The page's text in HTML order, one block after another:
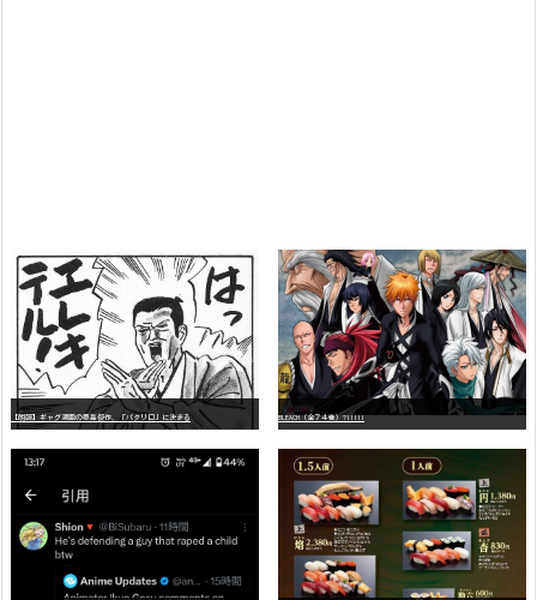
【朗報】ギャグ漫画の最高傑作、「パタリロ」に決まる BLEACH（全７４巻）?!!!!!